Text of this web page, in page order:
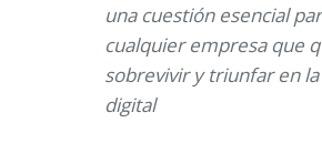
una cuestión esencial
cualquier empresa que
sobrevivir y triunfar en
digital